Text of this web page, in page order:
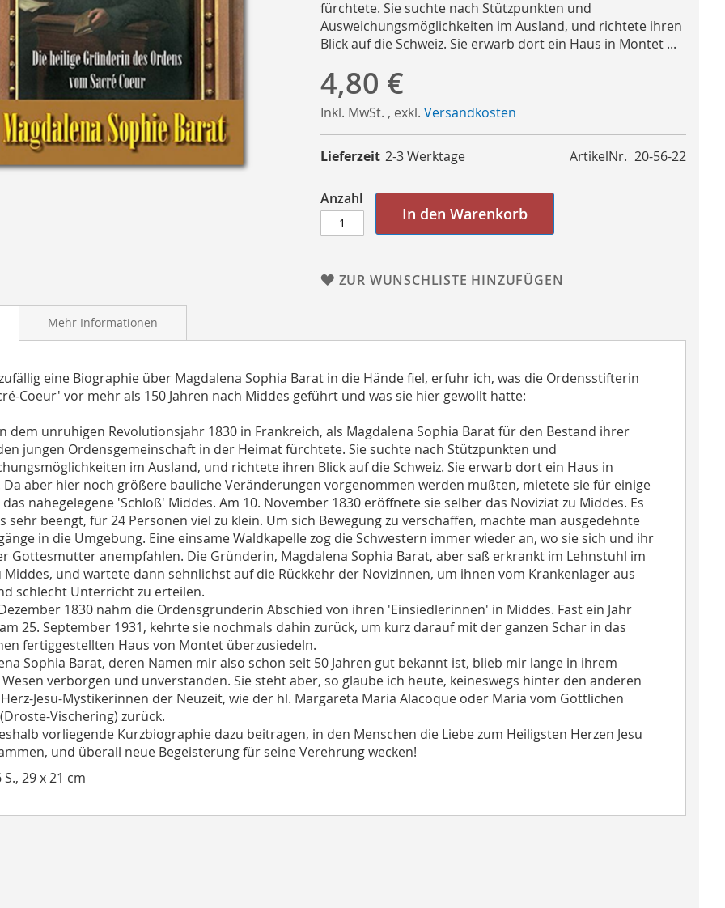
fürchtete. Sie suchte nach Stützpunkten und
Ausweichungsmöglichkeiten im Ausland, und richtete ihren
Blick auf die Schweiz. Sie erwarb dort ein Haus in Montet ...
4,80 €
Inkl. MwSt. , exkl. Versandkosten
ArtikelNr. 20-56-22
Lieferzeit 2-3 Werktage
Anzahl
In den Warenkorb
ZUR WUNSCHLISTE HINZUFÜGEN
eine Biographie über Magdalena Sophia Barat in die Hände fiel, erfuhr ich, was die Ordensstifterin
Coeur' vor mehr als 150 Jahren nach Middes geführt und was sie hier gewollt hatte:
dem unruhigen Revolutionsjahr 1830 in Frankreich, als Magdalena Sophia Barat für den Bestand ihrer
jungen Ordensgemeinschaft in der Heimat fürchtete. Sie suchte nach Stützpunkten und
im Ausland, und richtete ihren Blick auf die Schweiz. Sie erwarb dort ein Haus in
Da aber hier noch größere bauliche Veränderungen vorgenommen werden mußten, mietete sie für einige
nahegelegene 'Schloß' Middes. Am 10. November 1830 eröffnete sie selber das Noviziat zu Middes. Es
sehr beengt, für 24 Personen viel zu klein. Um sich Bewegung zu verschaffen, machte man ausgedehnte
in die Umgebung. Eine einsame Waldkapelle zog die Schwestern immer wieder an, wo sie sich und ihr
Gottesmutter anempfahlen. Die Gründerin, Magdalena Sophia Barat, aber saß erkrankt im Lehnstuhl im
Middes, und wartete dann sehnlichst auf die Rückkehr der Novizinnen, um ihnen vom Krankenlager aus
schlecht Unterricht zu erteilen.
1830 nahm die Ordensgründerin Abschied von ihren 'Einsiedlerinnen' in Middes. Fast ein Jahr
25. September 1931, kehrte sie nochmals dahin zurück, um kurz darauf mit der ganzen Schar in das
fertiggestellten Haus von Montet überzusiedeln.
Sophia Barat, deren Namen mir also schon seit 50 Jahren gut bekannt ist, blieb mir lange in ihrem
verborgen und unverstanden. Sie steht aber, so glaube ich heute, keineswegs hinter den anderen
Jesu-Mystikerinnen der Neuzeit, wie der hl. Margareta Maria Alacoque oder Maria vom Göttlichen
Vischering) zurück.
vorliegende Kurzbiographie dazu beitragen, in den Menschen die Liebe zum Heiligsten Herzen Jesu
und überall neue Begeisterung für seine Verehrung wecken!
29 x 21 cm
Mehr Informationen